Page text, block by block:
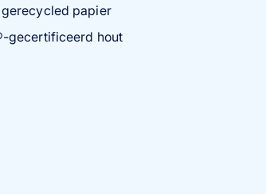
papier
gecertificeerd hout